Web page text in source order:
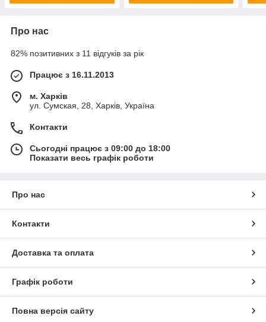
Про нас
82% позитивних з 11 відгуків за рік
Працює з 16.11.2013
м. Харків
ул. Сумская, 28, Харків, Україна
Контакти
Сьогодні працює з 09:00 до 18:00
Показати весь графік роботи
Про нас
Контакти
Доставка та оплата
Графік роботи
Повна версія сайту